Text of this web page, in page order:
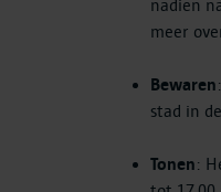
nadien
meer
Bewaren
stad in
Tonen: